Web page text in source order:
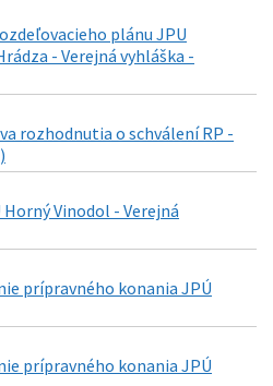
plánu JPU
- Verejná vyhláška -
rozhodnutia o schválení RP -
Vinodol - Verejná
prípravného konania JPÚ
prípravného konania JPÚ